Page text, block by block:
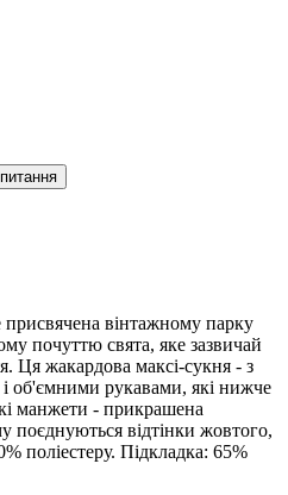
присвячена вінтажному парку
почуттю свята, яке зазвичай
Ця жакардова максі-сукня - з
об'ємними рукавами, які нижче
манжети - прикрашена
поєднуються відтінки жовтого,
поліестеру. Підкладка: 65%